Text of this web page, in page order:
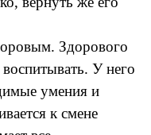
Здорового
воспитывать. У него
умения и
к смене